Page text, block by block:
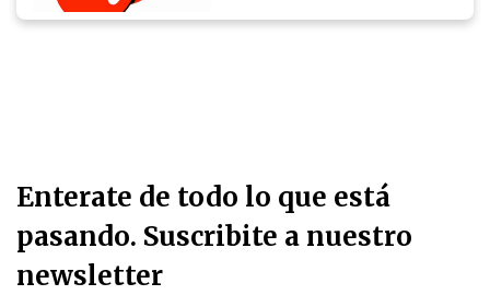
Enterate de todo lo que está
pasando. Suscribite a nuestro
newsletter